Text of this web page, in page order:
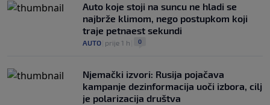
Auto koje stoji na suncu ne hladi se
najbrže klimom, nego postupkom koji
traje petnaest sekundi
AUTO prije 1 h 0
Njemački izvori: Rusija pojačava
kampanje dezinformacija uoči izbora, cilj
je polarizacija društva